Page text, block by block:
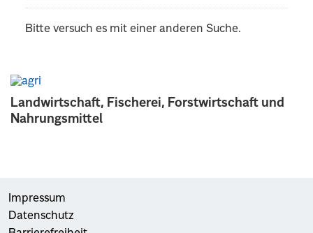
Landwirtschaft, Fischerei, Forstwirtschaft und
Nahrungsmittel
Bitte versuch es mit einer anderen Suche.
Impressum
Datenschutz